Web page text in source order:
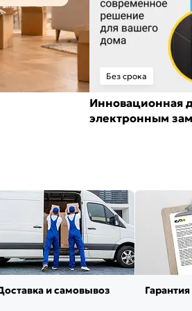
Без срока
Инновационная
электронным
и самовывоз Гарантия